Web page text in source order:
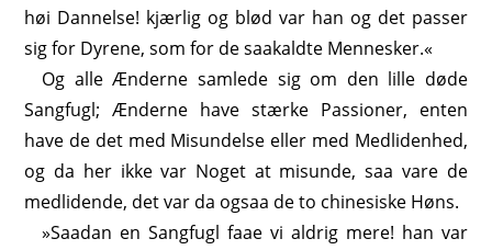
høi Dannelse! kjærlig og blød var han og det passer
sig for Dyrene, som for de saakaldte Mennesker.«
Og alle Ænderne samlede sig om den lille døde
Sangfugl; Ænderne have stærke Passioner, enten
have de det med Misundelse eller med Medlidenhed,
og da her ikke var Noget at misunde, saa vare de
medlidende, det var da ogsaa de to chinesiske Høns.
»Saadan en Sangfugl faae vi aldrig mere! han var